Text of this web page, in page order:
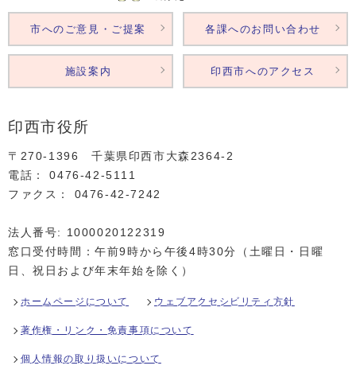
印西市役所
〒270-1396 千葉県印西市大森2364‐2
電話： 0476‐42‐5111
ファクス： 0476‐42‐7242
法人番号: 1000020122319
窓口受付時間：午前9時から午後4時30分（土曜日・日曜
日、祝日および年末年始を除く）
ホームページについて ウェブアクセシビリティ方針
著作権・リンク・免責事項について
個人情報の取り扱いについて
市へのご意見・ご提案 各課へのお問い合わせ
施設案内 印西市へのアクセス